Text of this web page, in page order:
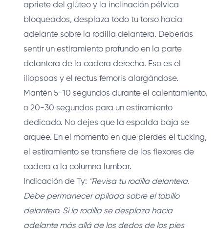
apriete del glúteo y la inclinación pélvica
bloqueados, desplaza todo tu torso hacia
adelante sobre la rodilla delantera. Deberías
sentir un estiramiento profundo en la parte
delantera de la cadera derecha. Eso es el
iliopsoas y el rectus femoris alargándose.
Mantén 5-10 segundos durante el calentamiento,
o 20-30 segundos para un estiramiento
dedicado. No dejes que la espalda baja se
arquee. En el momento en que pierdes el tucking,
el estiramiento se transfiere de los flexores de
cadera a la columna lumbar.
Indicación de Ty: "Revisa tu rodilla delantera.
Debe permanecer apilada sobre el tobillo
delantero. Si la rodilla se desplaza hacia
adelante más allá de los dedos de los pies